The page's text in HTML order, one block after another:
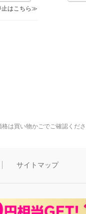
はこちら
は買い物かごでご確認くださ
サイトマップ